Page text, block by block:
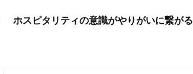
ホスピタリティの意識がやりがいに繋がる